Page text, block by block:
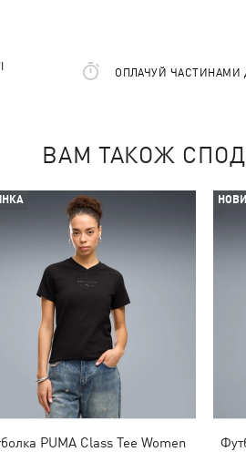
ОПЛАЧУЙ ЧАСТИНАМИ
ВАМ ТАКОЖ
PUMA Class Tee Women